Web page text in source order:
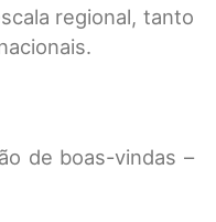
regional, tanto
de boas-vindas –